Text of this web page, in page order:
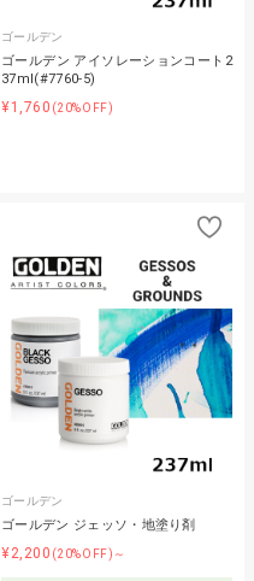
ゴールデン
ゴールデン アイソレーションコート2
37ml(#7760-5)
¥1,760 (20%OFF)
ゴールデン
ゴールデン ジェッソ・地塗り剤
¥2,200 (20%OFF)～